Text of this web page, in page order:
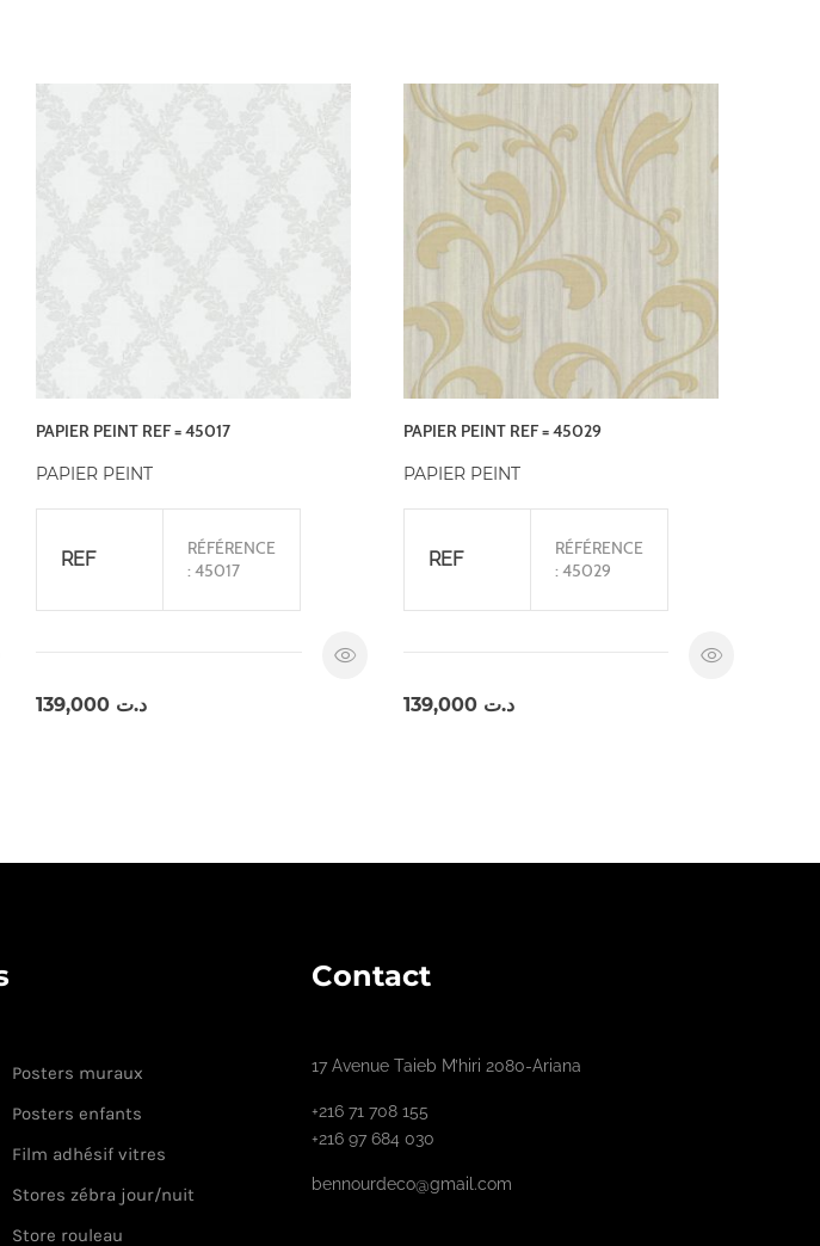
PAPIER PEINT REF = 45017
PAPIER PEINT
REF
RÉFÉRENCE
: 45017
د.ت
PAPIER PEINT REF = 45029
PAPIER PEINT
REF
RÉFÉRENCE
: 45029
د.ت 139,000
Posters muraux
Posters enfants
Film adhésif vitres
Stores zébra jour/nuit
Store rouleau
Contact
17 Avenue Taieb M’hiri 2080-Ariana
+216 71 708 155
+216 97 684 030
bennourdeco@gmail.com